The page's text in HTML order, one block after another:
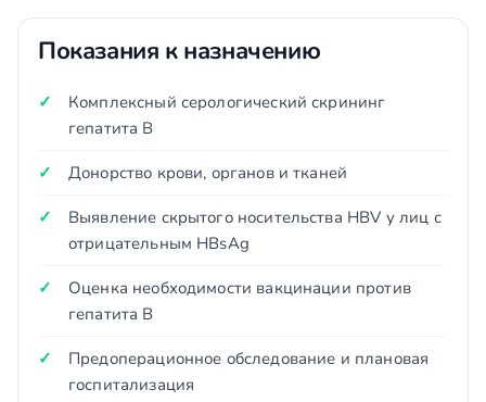
Показания к назначению
Комплексный серологический скрининг
гепатита В
Донорство крови, органов и тканей
Выявление скрытого носительства HBV у лиц с
отрицательным HBsAg
Оценка необходимости вакцинации против
гепатита В
Предоперационное обследование и плановая
госпитализация